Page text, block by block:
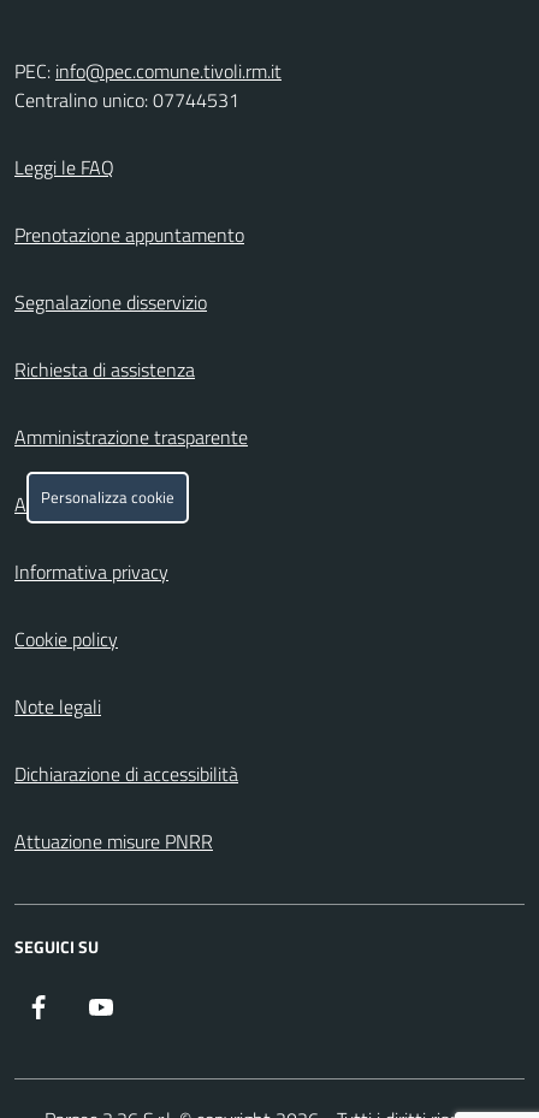
PEC: info@pec.comune.tivoli.rm.it
Centralino unico: 07744531
Leggi le FAQ
Prenotazione appuntamento
Segnalazione disservizio
Richiesta di assistenza
Amministrazione trasparente
Albo pretorio
Informativa privacy
Cookie policy
Note legali
Dichiarazione di accessibilità
Attuazione misure PNRR
SEGUICI SU
Facebook
Personalizza cookie